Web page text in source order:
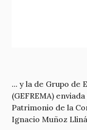
... y la de Grupo de
(GEFREMA)
Patrimonio de la
Ignacio Muñoz